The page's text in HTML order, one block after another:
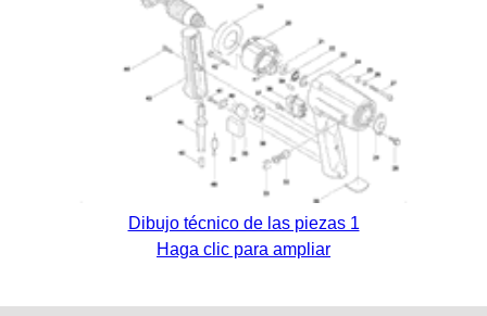
Dibujo técnico de las piezas 1
Haga clic para ampliar